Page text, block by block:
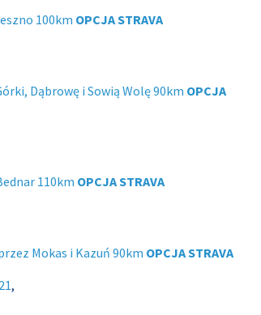
100km OPCJA STRAVA
Dąbrowę i Sowią Wolę 90km OPCJA
110km OPCJA STRAVA
Mokas i Kazuń 90km OPCJA STRAVA
,